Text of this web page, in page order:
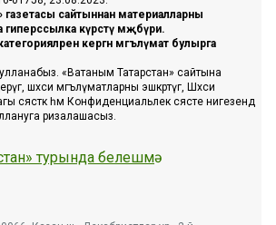
газетасы сайтыннан материалларны
күрсәтү мәҗбүри.
кергән мәгълүмат булырга
«Ватаным Татарстан» сайтына
шәхси мәгълүматларны эшкәртүгә, Шәхси
сәясәткә һәм Конфиденциальлек сәясәте нигезендә
ризалашасыз.
турында белешмә